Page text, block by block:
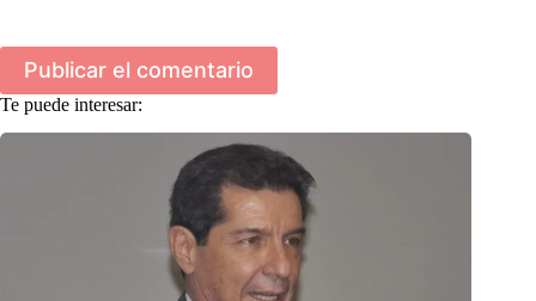
Publicar el comentario
Te puede interesar: